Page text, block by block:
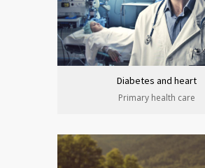
Diabetes and heart
Primary health care